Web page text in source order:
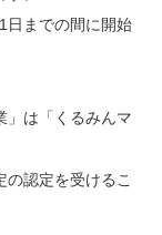
日までの間に開始
」は「くるみんマ
認定を受けるこ